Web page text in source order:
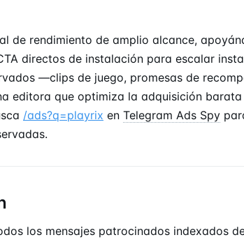
de rendimiento de amplio alcance,
directos de instalación para escalar
—clips de juego, promesas de
editora que optimiza la adquisición
/ads?q=playrix en Telegram Ads Spy
los mensajes patrocinados indexados